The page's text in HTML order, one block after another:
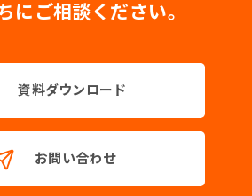
にご相談ください。
資料ダウンロード
お問い合わせ